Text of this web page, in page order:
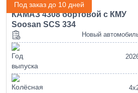
Под заказ до 10 дней
КАМАЗ 4308 бортовой с КМУ
Soosan SCS 334
Новый